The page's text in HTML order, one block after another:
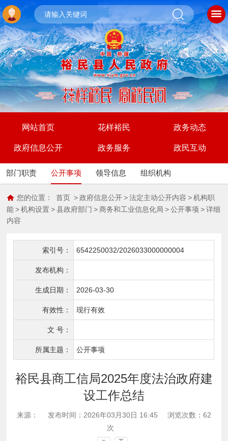
网站首页 花样裕民 政务动态
政府信息公开 政务服务 政民互动
部门职责 公开事项 领导信息 组织机构
您的位置： 首页 > 政府信息公开 > 法定主动公开内容 > 机构职
能 > 机构设置 > 县政府部门 > 商务和工业信息化局 > 公开事项 > 详细
内容
索引号： 6542250032/2026033000000004
发布机构：
生成日期： 2026-03-30
有效性： 现行有效
文 号：
所属主题： 公开事项
裕民县商工信局2025年度法治政府建
设工作总结
来源： 发布时间：2026年03月30日 16:45 浏览次数： 62
次